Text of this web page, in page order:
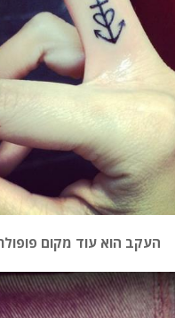
העקב הוא עוד מקום